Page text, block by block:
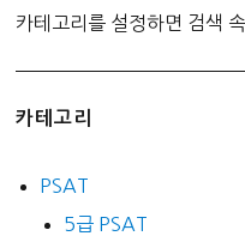
카테고리를 설정하면 검색
카테고리
PSAT
5급 PSAT